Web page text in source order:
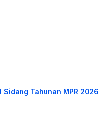
Sidang Tahunan MPR 2026